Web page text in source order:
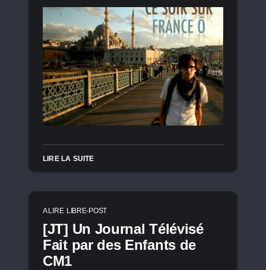
LIRE LA SUITE
A LIRE LIBRE-POST
[JT] Un Journal Télévisé
Fait par des Enfants de
CM1